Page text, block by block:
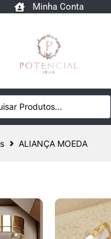
Minha Conta
ALIANÇA MOEDA